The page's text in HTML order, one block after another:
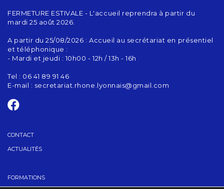
FERMETURE ESTIVALE - L'accueil reprendra à partir du
mardi 25 août 2026.
A partir du 25/08/2026 : Accueil au secrétariat en présentiel
et téléphonique :
- Mardi et jeudi : 10h00 - 12h / 13h - 16h
Tel : 06 41 89 91 46
E-mail : secretariat.rhone.lyonnais@gmail.com
CONTACT
ACTUALITÉS
FORMATIONS